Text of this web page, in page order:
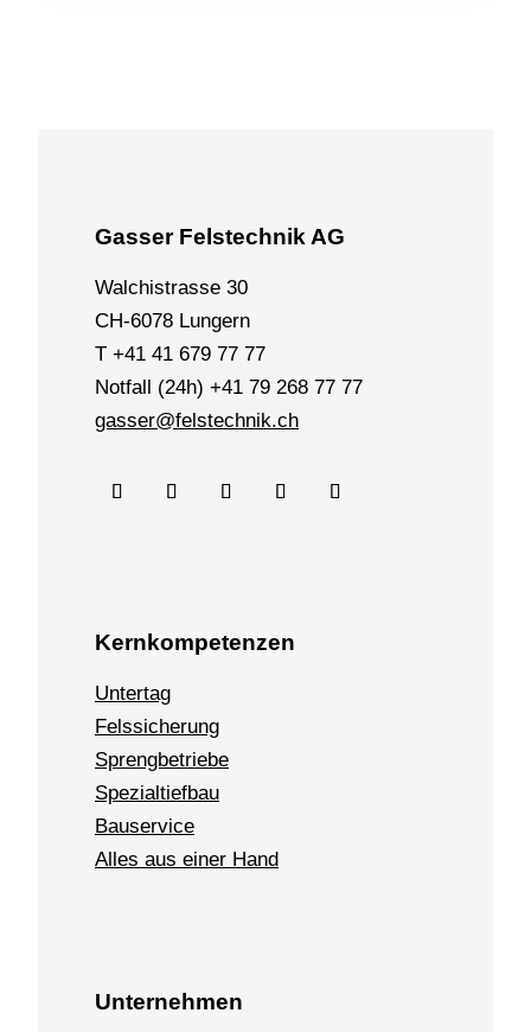
Gasser Felstechnik AG
Walchistrasse 30
CH-6078 Lungern
T +41 41 679 77 77
Notfall (24h) +41 79 268 77 77
gasser@felstechnik.ch
Kernkompetenzen
Untertag
Felssicherung
Sprengbetriebe
Spezialtiefbau
Bauservice
Alles aus einer Hand
Unternehmen